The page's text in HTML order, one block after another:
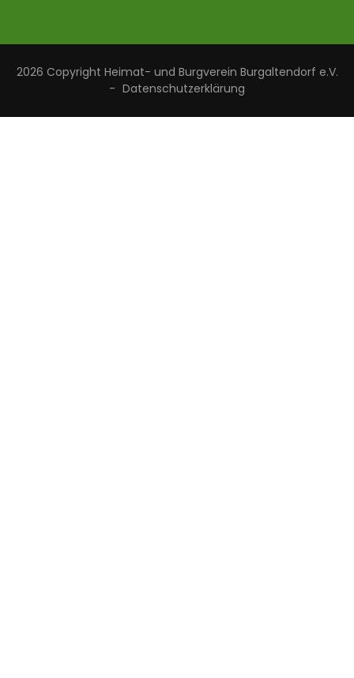
2026 Copyright Heimat- und Burgverein Burgaltendorf e.V.
- Datenschutzerklärung